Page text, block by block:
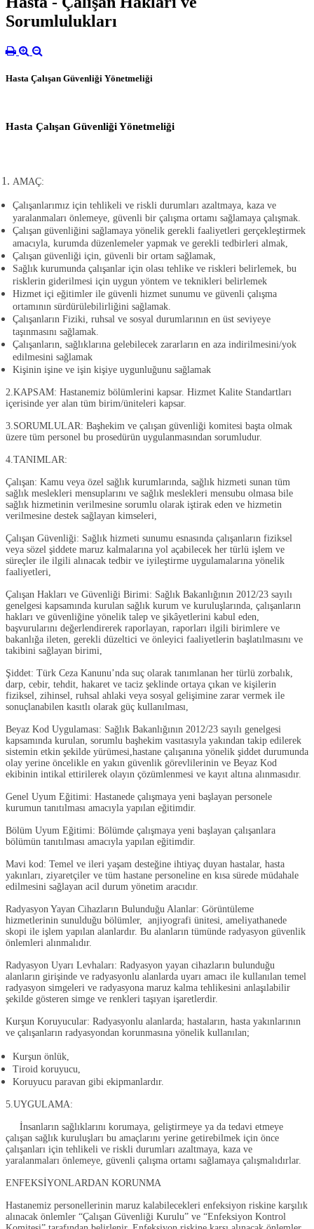
Sorumlulukları
Hasta Çalışan Güvenliği Yönetmeliği
Hasta Çalışan Güvenliği Yönetmeliği
AMAÇ:
Çalışanlarımız için tehlikeli ve riskli durumları azaltmaya, kaza ve
yaralanmaları önlemeye, güvenli bir çalışma ortamı sağlamaya çalışmak.
Çalışan güvenliğini sağlamaya yönelik gerekli faaliyetleri gerçekleştirmek
amacıyla, kurumda düzenlemeler yapmak ve gerekli tedbirleri almak,
Çalışan güvenliği için, güvenli bir ortam sağlamak,
Sağlık kurumunda çalışanlar için olası tehlike ve riskleri belirlemek, bu
risklerin giderilmesi için uygun yöntem ve teknikleri belirlemek
Hizmet içi eğitimler ile güvenli hizmet sunumu ve güvenli çalışma
ortamının sürdürülebilirliğini sağlamak.
Çalışanların Fiziki, ruhsal ve sosyal durumlarının en üst seviyeye
taşınmasını sağlamak.
Çalışanların, sağlıklarına gelebilecek zararların en aza indirilmesini/yok
edilmesini sağlamak
Kişinin işine ve işin kişiye uygunluğunu sağlamak
2.KAPSAM: Hastanemiz bölümlerini kapsar. Hizmet Kalite Standartları
içerisinde yer alan tüm birim/üniteleri kapsar.
3.SORUMLULAR: Başhekim ve çalışan güvenliği komitesi başta olmak
üzere tüm personel bu prosedürün uygulanmasından sorumludur.
4.TANIMLAR:
Çalışan: Kamu veya özel sağlık kurumlarında, sağlık hizmeti sunan tüm
sağlık meslekleri mensuplarını ve sağlık meslekleri mensubu olmasa bile
sağlık hizmetinin verilmesine sorumlu olarak iştirak eden ve hizmetin
verilmesine destek sağlayan kimseleri,
Çalışan Güvenliği: Sağlık hizmeti sunumu esnasında çalışanların fiziksel
veya sözel şiddete maruz kalmalarına yol açabilecek her türlü işlem ve
süreçler ile ilgili alınacak tedbir ve iyileştirme uygulamalarına yönelik
faaliyetleri,
Çalışan Hakları ve Güvenliği Birimi: Sağlık Bakanlığının 2012/23 sayılı
genelgesi kapsamında kurulan sağlık kurum ve kuruluşlarında, çalışanların
hakları ve güvenliğine yönelik talep ve şikâyetlerini kabul eden,
başvurularını değerlendirerek raporlayan, raporları ilgili birimlere ve
bakanlığa ileten, gerekli düzeltici ve önleyici faaliyetlerin başlatılmasını ve
takibini sağlayan birimi,
Şiddet: Türk Ceza Kanunu’nda suç olarak tanımlanan her türlü zorbalık,
darp, cebir, tehdit, hakaret ve taciz şeklinde ortaya çıkan ve kişilerin
fiziksel, zihinsel, ruhsal ahlaki veya sosyal gelişimine zarar vermek ile
sonuçlanabilen kasıtlı olarak güç kullanılması,
Beyaz Kod Uygulaması: Sağlık Bakanlığının 2012/23 sayılı genelgesi
kapsamında kurulan, sorumlu başhekim vasıtasıyla yakından takip edilerek
sistemin etkin şekilde yürümesi,hastane çalışanına yönelik şiddet durumunda
olay yerine öncelikle en yakın güvenlik görevlilerinin ve Beyaz Kod
ekibinin intikal ettirilerek olayın çözümlenmesi ve kayıt altına alınmasıdır.
Genel Uyum Eğitimi: Hastanede çalışmaya yeni başlayan personele
kurumun tanıtılması amacıyla yapılan eğitimdir.
Bölüm Uyum Eğitimi: Bölümde çalışmaya yeni başlayan çalışanlara
bölümün tanıtılması amacıyla yapılan eğitimdir.
Mavi kod: Temel ve ileri yaşam desteğine ihtiyaç duyan hastalar, hasta
yakınları, ziyaretçiler ve tüm hastane personeline en kısa sürede müdahale
edilmesini sağlayan acil durum yönetim aracıdır.
Radyasyon Yayan Cihazların Bulunduğu Alanlar: Görüntüleme
hizmetlerinin sunulduğu bölümler, anjiyografi ünitesi, ameliyathanede
skopi ile işlem yapılan alanlardır. Bu alanların tümünde radyasyon güvenlik
önlemleri alınmalıdır.
Radyasyon Uyarı Levhaları: Radyasyon yayan cihazların bulunduğu
alanların girişinde ve radyasyonlu alanlarda uyarı amacı ile kullanılan temel
radyasyon simgeleri ve radyasyona maruz kalma tehlikesini anlaşılabilir
şekilde gösteren simge ve renkleri taşıyan işaretlerdir.
Kurşun Koruyucular: Radyasyonlu alanlarda; hastaların, hasta yakınlarının
ve çalışanların radyasyondan korunmasına yönelik kullanılan;
Kurşun önlük,
Tiroid koruyucu,
Koruyucu paravan gibi ekipmanlardır.
5.UYGULAMA:
İnsanların sağlıklarını korumaya, geliştirmeye ya da tedavi etmeye
çalışan sağlık kuruluşları bu amaçlarını yerine getirebilmek için önce
çalışanları için tehlikeli ve riskli durumları azaltmaya, kaza ve
yaralanmaları önlemeye, güvenli çalışma ortamı sağlamaya çalışmalıdırlar.
ENFEKSİYONLARDAN KORUNMA
Hastanemiz personellerinin maruz kalabilecekleri enfeksiyon riskine karşılık
alınacak önlemler “Çalışan Güvenliği Kurulu” ve “Enfeksiyon Kontrol